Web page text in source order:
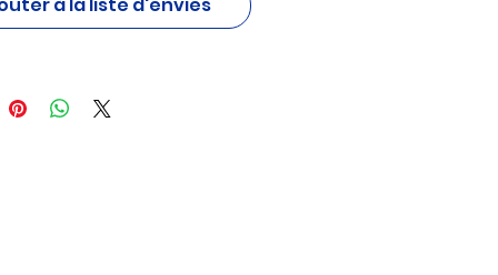
travaux au potager, au verger
les massifs. Sa forme
(râteau, binette, pelle,
indispensable pour jardiner